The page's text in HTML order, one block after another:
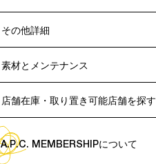
その他詳細
素材とメンテナンス
店舗在庫・取り置き可能店舗を探す
A.P.C. MEMBERSHIPについて